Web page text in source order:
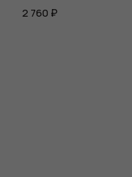
эффектом, 10 мл
2 760 ₽